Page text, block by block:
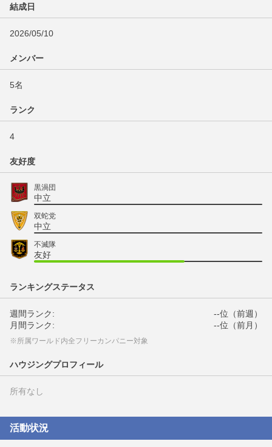
結成日
2026/05/10
メンバー
5名
ランク
4
友好度
黒渦団
中立
双蛇党
中立
不滅隊
友好
ランキングステータス
週間ランク:
--位（前週）
月間ランク:
--位（前月）
※所属ワールド内全フリーカンパニー対象
ハウジングプロフィール
所有なし
活動状況